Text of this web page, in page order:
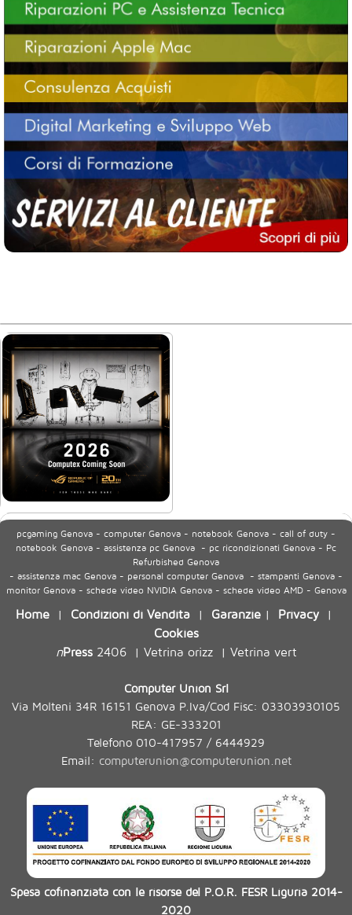
pcgaming Genova - computer Genova - notebook Genova - call of duty -
notebook Genova - assistenza pc Genova - pc ricondizionati Genova - Pc
Refurbished Genova
- assistenza mac Genova - personal computer Genova - stampanti Genova -
monitor Genova - schede video NVIDIA Genova - schede video AMD - Genova
Home | Condizioni di Vendita | Garanzie | Privacy|
Cookies
nPress2406| Vetrina orizz| Vetrina vert
Computer Union Srl
Via Molteni 34R 16151 Genova P.Iva/Cod Fisc: 03303930105
REA: GE-333201
Telefono 010-417957 / 6444929
Email: computerunion@computerunion.net
Spesa cofinanziata con le risorse del P.O.R. FESR Liguria 2014-
2020